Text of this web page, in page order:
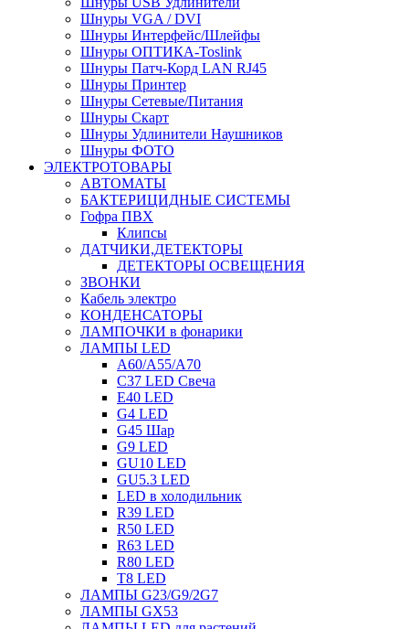
Шнуры VGA / DVI
Шнуры Интерфейс/Шлейфы
Шнуры ОПТИКА-Toslink
Шнуры Патч-Корд LAN RJ45
Шнуры Принтер
Шнуры Сетевые/Питания
Шнуры Скарт
Шнуры Удлинители Наушников
Шнуры ФОТО
ЭЛЕКТРОТОВАРЫ
АВТОМАТЫ
БАКТЕРИЦИДНЫЕ СИСТЕМЫ
Гофра ПВХ
Клипсы
ДАТЧИКИ,ДЕТЕКТОРЫ
ДЕТЕКТОРЫ ОСВЕЩЕНИЯ
ЗВОНКИ
Кабель электро
КОНДЕНСАТОРЫ
ЛАМПОЧКИ в фонарики
ЛАМПЫ LED
A60/A55/A70
C37 LED Свеча
E40 LED
G4 LED
G45 Шар
G9 LED
GU10 LED
GU5.3 LED
LED в холодильник
R39 LED
R50 LED
R63 LED
R80 LED
T8 LED
ЛАМПЫ G23/G9/2G7
ЛАМПЫ GX53